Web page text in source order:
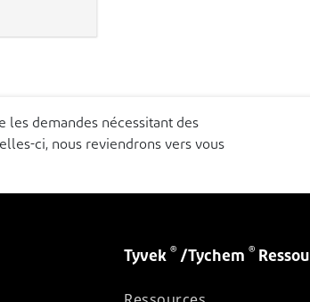
les demandes nécessitant des
ci, nous reviendrons vers vous
Tyvek ® /Tychem ®